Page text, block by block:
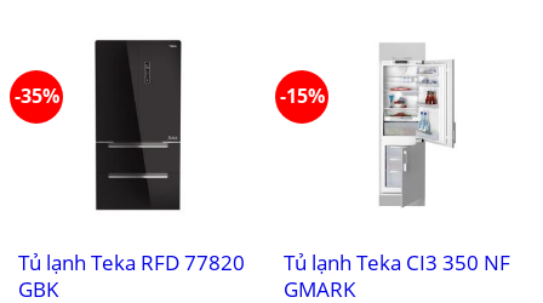
-35%
Tủ lạnh Teka RFD 77820
GBK
-15%
Tủ lạnh Teka CI3 350 NF
GMARK